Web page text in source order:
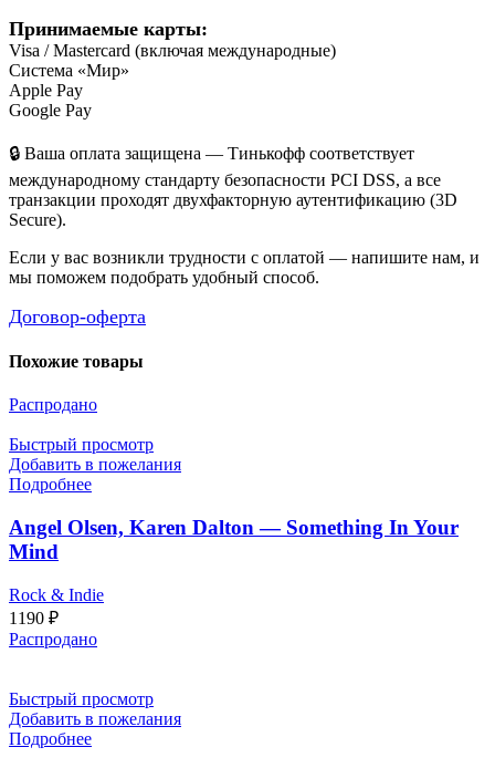
Принимаемые карты:
Visa / Mastercard (включая международные)
Система «Мир»
Apple Pay
Google Pay
🔒 Ваша оплата защищена — Тинькофф соответствует
международному стандарту безопасности PCI DSS, а все
транзакции проходят двухфакторную аутентификацию (3D
Secure).
Если у вас возникли трудности с оплатой — напишите нам, и
мы поможем подобрать удобный способ.
Договор-оферта
Похожие товары
Распродано
Быстрый просмотр
Добавить в пожелания
Подробнее
Angel Olsen, Karen Dalton — Something In Your
Mind
Rock & Indie
1190 ₽
Распродано
Быстрый просмотр
Добавить в пожелания
Подробнее